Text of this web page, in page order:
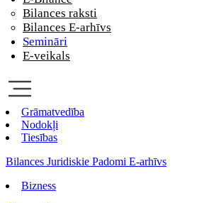
Bilances raksti
Bilances E-arhīvs
Semināri
E-veikals
Grāmatvedība
Nodokļi
Tiesības
Bilances Juridiskie Padomi E-arhīvs
Bizness